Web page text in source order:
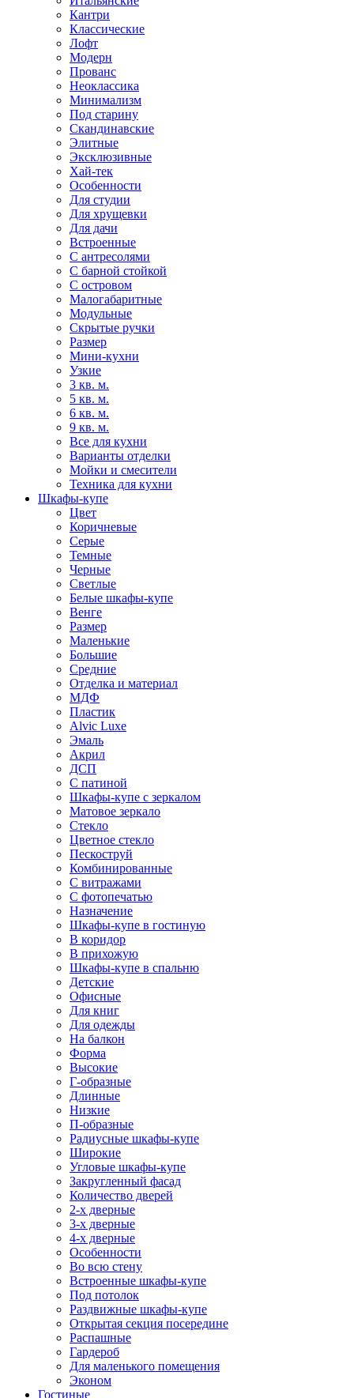
Кантри
Классические
Лофт
Модерн
Прованс
Неоклассика
Минимализм
Под старину
Скандинавские
Элитные
Эксклюзивные
Хай-тек
Особенности
Для студии
Для хрущевки
Для дачи
Встроенные
С антресолями
С барной стойкой
С островом
Малогабаритные
Модульные
Скрытые ручки
Размер
Мини-кухни
Узкие
3 кв. м.
5 кв. м.
6 кв. м.
9 кв. м.
Все для кухни
Варианты отделки
Мойки и смесители
Техника для кухни
Шкафы-купе
Цвет
Коричневые
Серые
Темные
Черные
Светлые
Белые шкафы-купе
Венге
Размер
Маленькие
Большие
Средние
Отделка и материал
МДФ
Пластик
Alvic Luxe
Эмаль
Акрил
ДСП
С патиной
Шкафы-купе с зеркалом
Матовое зеркало
Стекло
Цветное стекло
Пескоструй
Комбинированные
С витражами
С фотопечатью
Назначение
Шкафы-купе в гостиную
В коридор
В прихожую
Шкафы-купе в спальню
Детские
Офисные
Для книг
Для одежды
На балкон
Форма
Высокие
Г-образные
Длинные
Низкие
П-образные
Радиусные шкафы-купе
Широкие
Угловые шкафы-купе
Закругленный фасад
Количество дверей
2-х дверные
3-х дверные
4-х дверные
Особенности
Во всю стену
Встроенные шкафы-купе
Под потолок
Раздвижные шкафы-купе
Открытая секция посередине
Распашные
Гардероб
Для маленького помещения
Эконом
Гостиные